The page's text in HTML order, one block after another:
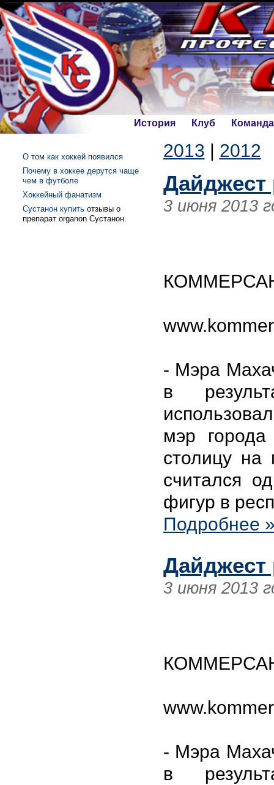
История Клуб Команда
2013 | 2012
3 июня 2013
- Мэра
в
мэр
столицу на
считался
фигур в
Подробнее
3 июня 2013
- Мэра
в
О том как хоккей появился
Почему в хоккее дерутся чаще
чем в футболе
Хоккейный фанатизм
Сустанон купитьотзывы о
препарат organon Сустанон.